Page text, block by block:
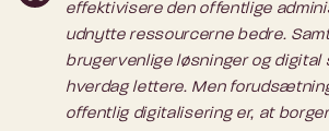
effektivisere den offentlige
udnytte ressourcerne bedre.
brugervenlige løsninger og digital
hverdag lettere. Men
offentlig digitalisering er, at